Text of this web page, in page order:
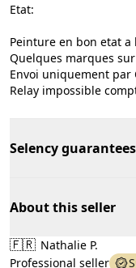
Etat:
Peinture en bon etat a
Quelques marques
Envoi uniquement
Relay impossible
Selency guarantees
About this seller
🇫🇷 Nathalie P.
Professional seller